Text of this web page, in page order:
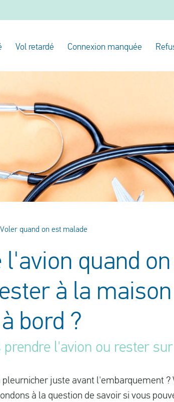
Vol retardé Connexion manquée
Voler quand on est malade
l'avion quand
à la
bord ?
prendre l'avion ou rester
pleurnicher juste avant l'embarquement ?
à la question de savoir si vous